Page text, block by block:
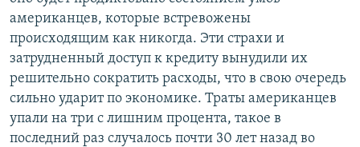
американцев, которые встревожены
происходящим как никогда. Эти страхи и
затрудненный доступ к кредиту вынудили их
решительно сократить расходы, что в свою очередь
сильно ударит по экономике. Траты американцев
упали на три с лишним процента, такое в
последний раз случалось почти 30 лет назад во